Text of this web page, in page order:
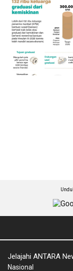
Jelajahi ANTARA
Nasional